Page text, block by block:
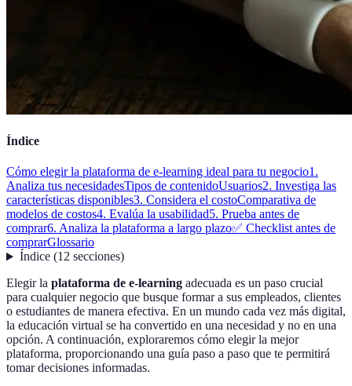
Índice
Cómo elegir la plataforma de e-learning ideal para tu negocio1.
Analiza tus necesidadesTipos de contenidoUsuarios2. Investiga las
características disponibles3. Considera el costoComparativa de
modelos de costos4. Evalúa la usabilidad5. Prueba antes de
comprar6. Analiza la plataforma a largo plazo✅ Checklist antes de
comprarGlossario
Índice(12 secciones)
Elegir la plataforma de e-learning adecuada es un paso crucial
para cualquier negocio que busque formar a sus empleados, clientes
o estudiantes de manera efectiva. En un mundo cada vez más digital,
la educación virtual se ha convertido en una necesidad y no en una
opción. A continuación, exploraremos cómo elegir la mejor
plataforma, proporcionando una guía paso a paso que te permitirá
tomar decisiones informadas.